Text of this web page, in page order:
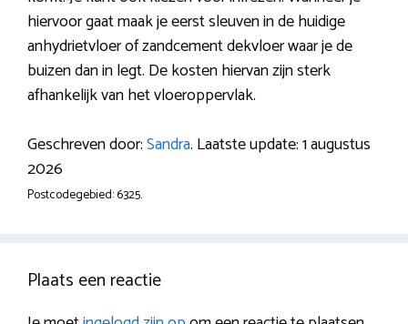
hiervoor gaat maak je eerst sleuven in de huidige
anhydrietvloer of zandcement dekvloer waar je de
buizen dan in legt. De kosten hiervan zijn sterk
afhankelijk van het vloeroppervlak.
Geschreven door:Sandra. Laatste update: 1 augustus
2026
Postcodegebied: 6325.
Plaats een reactie